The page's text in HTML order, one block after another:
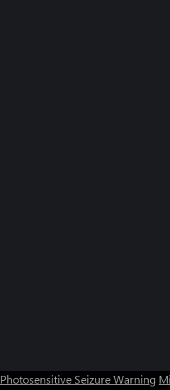
Photosensitive Seizure Warning